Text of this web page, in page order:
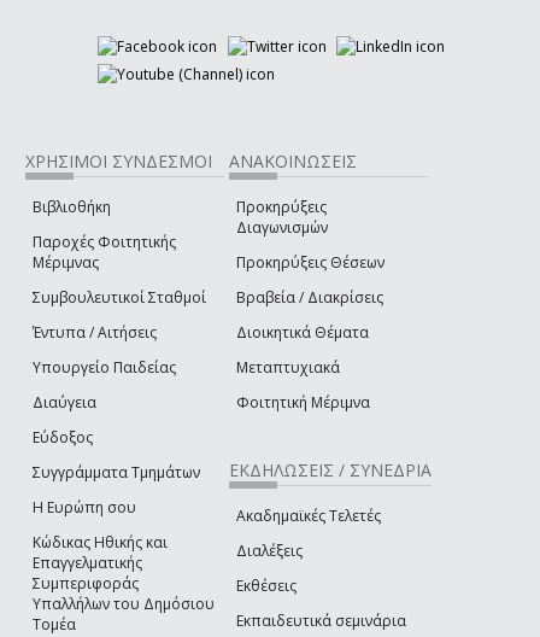
ΧΡΗΣΙΜΟΙ ΣΥΝΔΕΣΜΟΙ
Βιβλιοθήκη
Παροχές Φοιτητικής
Μέριμνας
Συμβουλευτικοί Σταθμοί
Έντυπα / Αιτήσεις
Υπουργείο Παιδείας
Διαύγεια
Εύδοξος
Συγγράμματα Τμημάτων
Η Ευρώπη σου
Κώδικας Ηθικής και
Επαγγελματικής
Συμπεριφοράς
Υπαλλήλων του Δημόσιου
Τομέα
ΑΝΑΚΟΙΝΩΣΕΙΣ
Προκηρύξεις
Διαγωνισμών
Προκηρύξεις Θέσεων
Βραβεία / Διακρίσεις
Διοικητικά Θέματα
Μεταπτυχιακά
Φοιτητική Μέριμνα
ΕΚΔΗΛΩΣΕΙΣ / ΣΥΝΕΔΡΙΑ
Ακαδημαϊκές Τελετές
Διαλέξεις
Εκθέσεις
Εκπαιδευτικά σεμινάρια